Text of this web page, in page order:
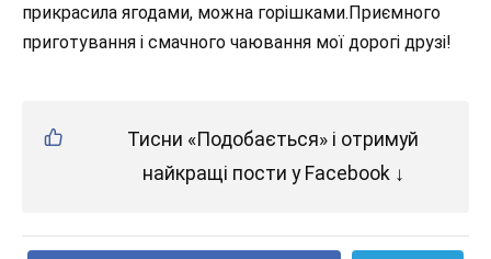
прикрасила ягодами, можна горішками.Приємного
приготування і смачного чаювання мої дорогі друзі!
Тисни «Подобається» і отримуй
найкращі пости у Facebook ↓